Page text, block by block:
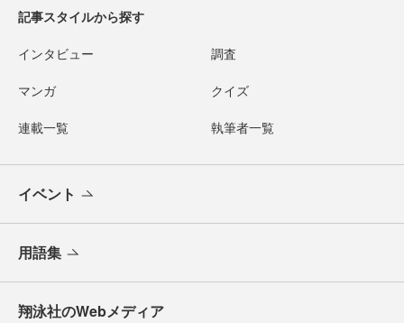
記事スタイルから探す
インタビュー 調査
マンガ クイズ
連載一覧 執筆者一覧
イベント
用語集
翔泳社のWebメディア